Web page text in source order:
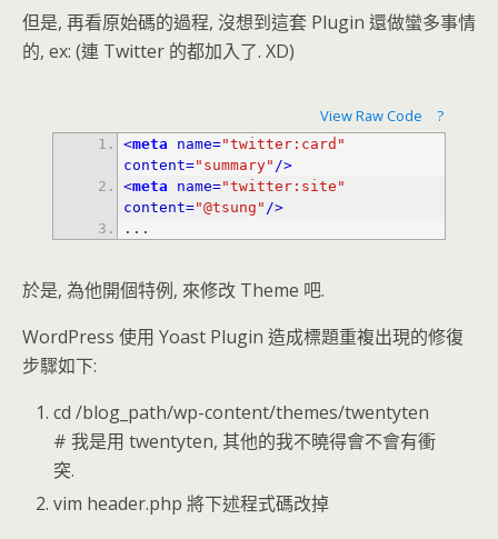
但是, 再看原始碼的過程, 沒想到這套 Plugin 還做蠻多事情
的, ex: (連 Twitter 的都加入了. XD)
View Raw Code ?
<meta name="twitter:card"
content="summary" />
<meta name="twitter:site"
content="@tsung" />
...
於是, 為他開個特例, 來修改 Theme 吧.
WordPress 使用 Yoast Plugin 造成標題重複出現的修復
步驟如下:
cd /blog_path/wp-content/themes/twentyten
# 我是用 twentyten, 其他的我不曉得會不會有衝
突.
vim header.php 將下述程式碼改掉